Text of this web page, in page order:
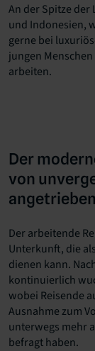
An der Spitze der
und Indonesien,
gerne bei
jungen
arbeiten.
Der
von
angetrieben
Der arbeitende
Unterkunft, die
dienen kann.
kontinuierlich
wobei Reisende
Ausnahme zum
unterwegs mehr
befragt haben.